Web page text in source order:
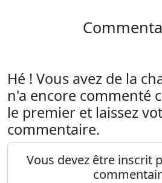
Hé ! Vous avez de la
n'a encore commenté
le premier et laissez
commentaire.
Vous devez être inscrit